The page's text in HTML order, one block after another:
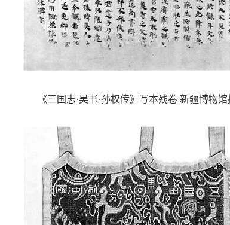
《三国志·吴书·孙权传》写本残卷 新疆博物